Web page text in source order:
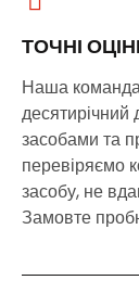
ТОЧНІ
Наша
десятирічний
засобами та
перевіряємо
засобу, не
Замовте